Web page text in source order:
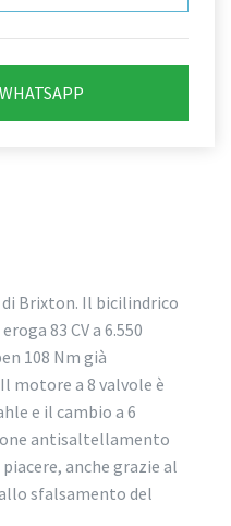
di Brixton. Il bicilindrico
83 CV a 6.550
108 Nm già
motore a 8 valvole è
e il cambio a 6
antisaltellamento
anche grazie al
sfalsamento del